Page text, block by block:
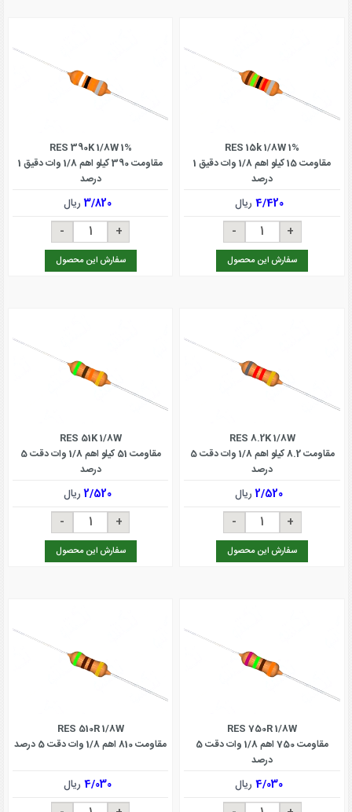
RES 15k 1/8W 1%
مقاومت 15 کیلو اهم 1/8 وات دقیق 1
درصد
4/420 ریال
سفارش این محصول
RES 390K 1/8W 1%
مقاومت 390 کیلو اهم 1/8 وات دقیق 1
درصد
3/820ریال
سفارش این محصول
RES 8.2K 1/8W
مقاومت 8.2 کیلو اهم 1/8 وات دقت 5
درصد
2/520ریال
سفارش این محصول
RES 51K 1/8W
مقاومت 51 کیلو اهم 1/8 وات دقت 5
درصد
2/520ریال
سفارش این محصول
RES 750R 1/8W
مقاومت 750 اهم 1/8 وات دقت 5
درصد
4/030ریال
RES 510R 1/8W
مقاومت 810 اهم 1/8 وات دقت 5 درصد
4/030 ریال